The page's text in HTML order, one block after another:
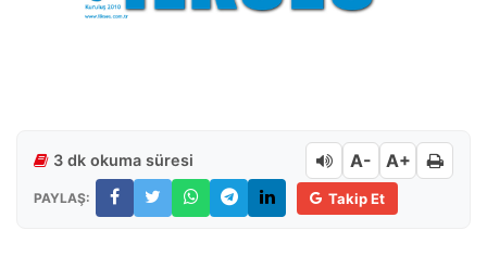
3 dk okuma süresi A- A+
PAYLAŞ: Takip Et